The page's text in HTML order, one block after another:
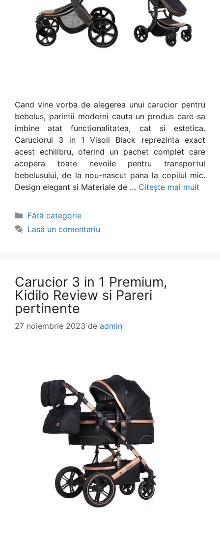
Cand vine vorba de alegerea unui carucior pentru
bebelus, parintii moderni cauta un produs care sa
imbine atat functionalitatea, cat si estetica.
Caruciorul 3 in 1 Visoli Black reprezinta exact
acest echilibru, oferind un pachet complet care
acopera toate nevoile pentru transportul
bebelusului, de la nou-nascut pana la copilul mic.
Design elegant si Materiale de … Citește mai mult
Categorii
Fără categorie
Lasă un comentariu
Carucior 3 in 1 Premium,
Kidilo Review si Pareri
pertinente
27 noiembrie 2023 de admin